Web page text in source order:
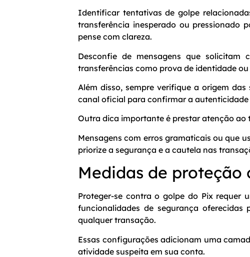
Identificar tentativas de golpe
transferência inesperado ou pressionado
pense com clareza.
Desconfie de mensagens que
transferências como prova de identidade
Além disso, sempre verifique a origem
canal oficial para confirmar a
Outra dica importante é prestar atenção ao
Mensagens com erros gramaticais ou que
priorize a segurança e a cautela nas
Medidas de
Proteger-se contra o golpe do Pix requer
funcionalidades de segurança
qualquer transação.
Essas configurações adicionam uma
atividade suspeita em sua conta.